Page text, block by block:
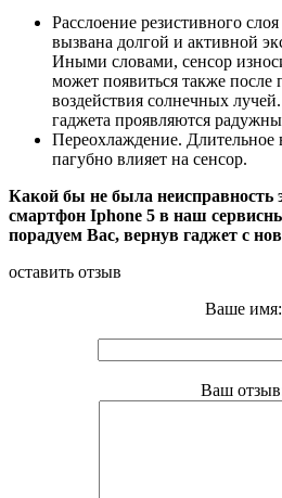
Расслоение резистивного
вызвана долгой и активной
Иными словами, сенсор
может появиться также после
воздействия солнечных
гаджета проявляются
Переохлаждение. Длительное
пагубно влияет на сенсор.
Какой бы не была неисправность
смартфон Iphone 5 в наш
порадуем Вас, вернув гаджет с
оставить отзыв
Ваше имя:
Ваш